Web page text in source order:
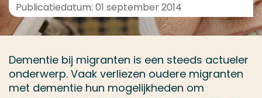
Publicatiedatum: 01 september 2014
Dementie bij migranten is een steeds actueler
onderwerp. Vaak verliezen oudere migranten
met dementie hun mogelijkheden om